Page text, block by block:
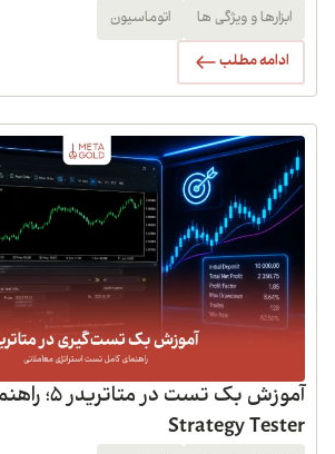
ابزارها و ویژگی ها اتوماسیون
ادامه مطلب
آموزش بک تست
Strategy Tester